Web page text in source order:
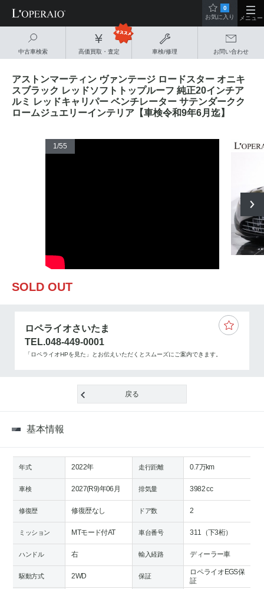
中古車検索 高価買取・査定 車検/修理 お問い合わせ
0
お気に入り
メニュー
アストンマーティン ヴァンテージ ロードスター オニキ
スブラック レッドソフトトップルーフ 純正20インチア
ルミ レッドキャリパー ベンチレーター サテンダークク
ロームジュエリーインテリア【車検令和9年6月迄】
1/55
SOLD OUT
ロペライオさいたま
TEL.048-449-0001
「ロペライオHPを見た」とお伝えいただくとスムーズにご案内できます。
戻る
基本情報
年式 2022年 走行距離 0.7万km
車検 2027(R9)年06月 排気量 3982 cc
修復歴 修復歴なし ドア数 2
ミッション MTモード付AT 車台番号 311（下3桁）
ハンドル 右 輸入経路 ディーラー車
駆動方式 2WD 保証
ロペライオEGS保
証